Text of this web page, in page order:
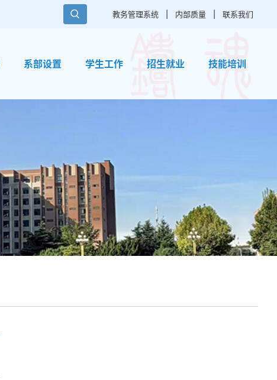
教务管理系统 内部质量 联系我们
系部设置 学生工作 招生就业 技能培训